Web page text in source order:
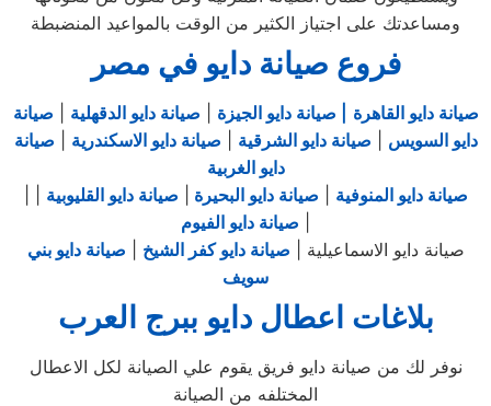
ومساعدتك على اجتياز الكثير من الوقت بالمواعيد المنضبطة
فروع صيانة دايو في مصر
صيانة دايو القاهرة | صيانة دايو الجيزة صيانة دايو الدقهلية
صيانة
دايو السويس
صيانة دايو الشرقية صيانة دايو الاسكندرية
صيانة
دايو الغربية
صيانة دايو المنوفية صيانة دايو البحيرة صيانة دايو القليوبية
صيانة دايو الفيوم
صيانة دايو الاسماعيلية | صيانة دايو كفر الشيخ
صيانة دايو بني
سويف
بلاغات اعطال دايو ببرج العرب
نوفر لك من صيانة دايو فريق يقوم علي الصيانة لكل الاعطال
المختلفه من الصيانة